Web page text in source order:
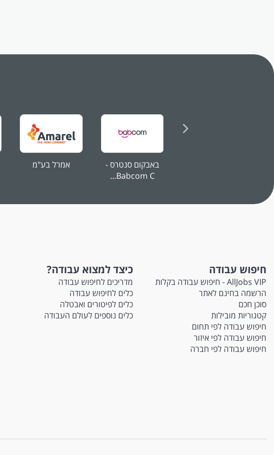
באבקום סנטרס -
Babcom C...
אמרל בע"מ
חיפוש עבודה
AllJobs VIP - חיפוש עבודה בקלות
הרשמה בחינם לאתר
סוכן חכם
קטגוריות מובילות
חיפוש עבודה לפי תחום
חיפוש עבודה לפי איזור
חיפוש עבודה לפי חברה
כיצד למצוא עבודה?
מדריכים לחיפוש עבודה
כלים לחיפוש עבודה
כלים לפיטורים ואבטלה
כלים נוספים לעולם העבודה